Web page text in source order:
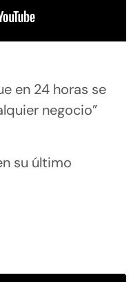
en 24 horas se
negocio”
su último